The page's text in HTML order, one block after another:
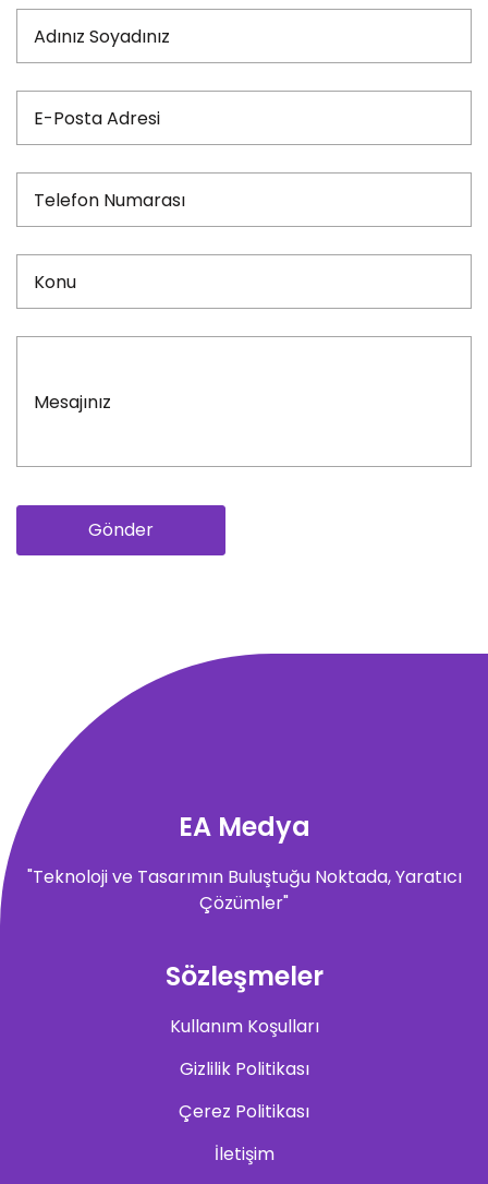
Gönder
EA Medya
"Teknoloji ve Tasarımın Buluştuğu Noktada, Yaratıcı
Çözümler"
Sözleşmeler
Kullanım Koşulları
Gizlilik Politikası
Çerez Politikası
İletişim